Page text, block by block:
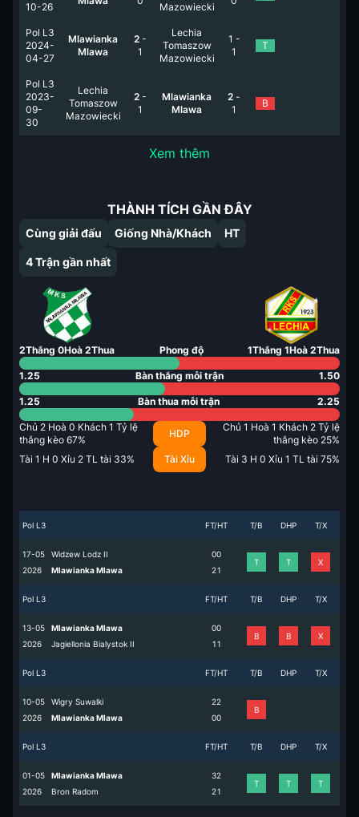
10-26
Mazowiecki
Pol L3
2024-
04-27
Mlawianka
Mlawa
2-
1
Lechia
Tomaszow
Mazowiecki
1 -
1
T
Pol L3
2023-
09-
30
Lechia
Tomaszow
Mazowiecki
2-
1
Mlawianka
Mlawa
2 -
1
B
Xem thêm
THÀNH TÍCH GẦN ĐÂY
Cùng giải đấu Giống Nhà/Khách HT
4Trận gần nhất
2Thắng 0Hoà 2Thua Phong độ 1Thắng 1Hoà 2Thua
1.25 Bàn thắng mỗi trận 1.50
1.25 Bàn thua mỗi trận 2.25
Chủ 2 Hoà 0 Khách 1 Tỷ lệ
thắng kèo 67%
HDP
Chủ 1 Hoà 1 Khách 2 Tỷ lệ
thắng kèo 25%
Tài 1 H 0 Xỉu 2 TL tài 33% Tài Xỉu Tài 3 H 0 Xỉu 1 TL tài 75%
Pol L3 FT/HT T/B DHP T/X
17-05
2026
Widzew Lodz II
Mlawianka Mlawa
0
2
0
1
T T X
Pol L3 FT/HT T/B DHP T/X
13-05
2026
Mlawianka Mlawa
Jagiellonia Bialystok II
0
1
0
1
B B X
Pol L3 FT/HT T/B DHP T/X
10-05
2026
Wigry Suwalki
Mlawianka Mlawa
2
0
2
0
B
Pol L3 FT/HT T/B DHP T/X
01-05
2026
Mlawianka Mlawa
Bron Radom
3
2
2
1
T T T